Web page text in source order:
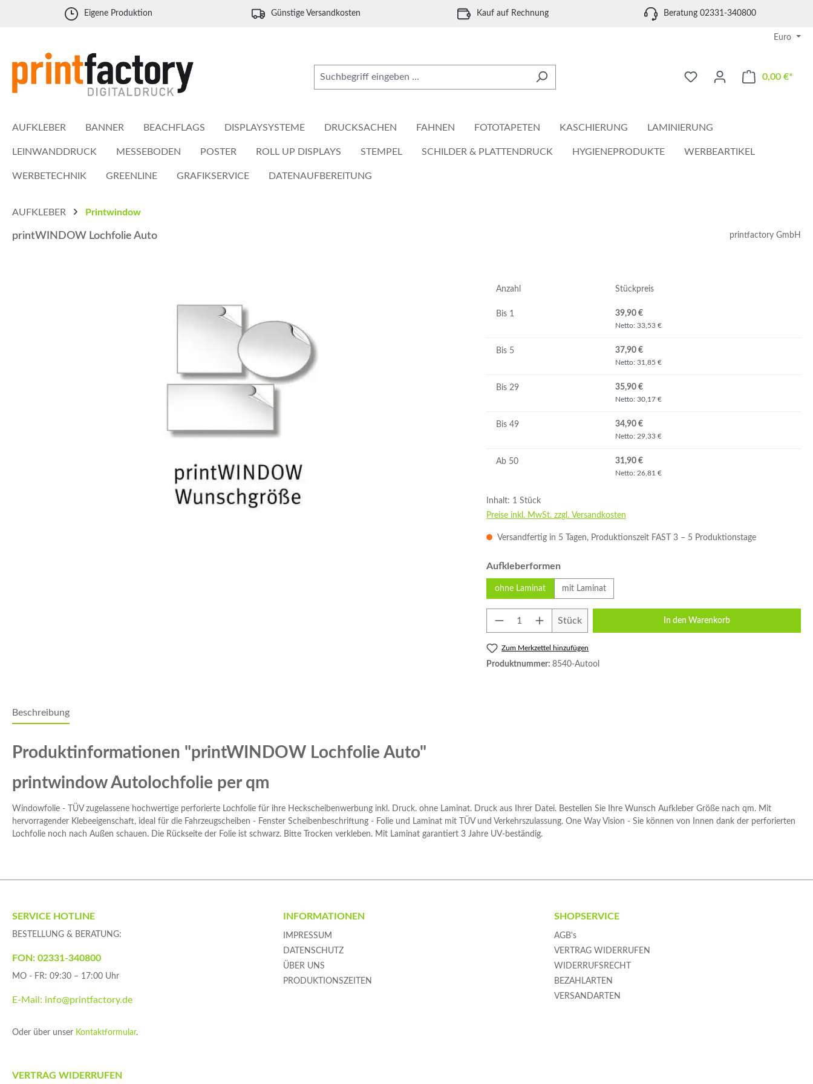
Hauptinhalt springen
Zur Suche springen
Zur Hauptnavigation springen
Eigene Produktion Günstige Versandkosten Kauf auf Rechnung Beratung 02331-340800
Euro
0,00 €*
AUFKLEBER BANNER BEACHFLAGS DISPLAYSYSTEME DRUCKSACHEN FAHNEN FOTOTAPETEN KASCHIERUNG LAMINIERUNG
LEINWANDDRUCK MESSEBODEN POSTER ROLL UP DISPLAYS STEMPEL SCHILDER & PLATTENDRUCK HYGIENEPRODUKTE WERBEARTIKEL
WERBETECHNIK GREENLINE GRAFIKSERVICE DATENAUFBEREITUNG
AUFKLEBER Printwindow
printWINDOW Lochfolie Auto printfactory GmbH
Anzahl Stückpreis
Bis 1 39,90 €
Netto: 33,53 €
Bis 5 37,90 €
Netto: 31,85 €
Bis 29 35,90 €
Netto: 30,17 €
Bis 49 34,90 €
Netto: 29,33 €
Ab 50 31,90 €
Netto: 26,81 €
Inhalt: 1 Stück
Preise inkl. MwSt. zzgl. Versandkosten
Versandfertig in 5 Tagen, Produktionszeit FAST 3 – 5 Produktionstage
Aufkleberformen
ohne Laminat mit Laminat
Produkt Anzahl: Gib den gewünschten Wert ein
Stück In den Warenkorb
Zum Merkzettel hinzufügen
Produktnummer: 8540-Autool
Beschreibung
Produktinformationen "printWINDOW Lochfolie Auto"
printwindow Autolochfolie per qm
Windowfolie - TÜV zugelassene hochwertige perforierte Lochfolie für ihre Heckscheibenwerbung inkl. Druck. ohne Laminat. Druck aus Ihrer Datei. Bestellen Sie Ihre Wunsch Aufkleber Größe nach qm. Mit
hervorragender Klebeeigenschaft, ideal für die Fahrzeugscheiben - Fenster Scheibenbeschriftung - Folie und Laminat mit TÜV und Verkehrszulassung. One Way Vision - Sie können von Innen dank der perforierten
Lochfolie noch nach Außen schauen. Die Rückseite der Folie ist schwarz. Bitte Trocken verkleben. Mit Laminat garantiert 3 Jahre UV-beständig.
SERVICE HOTLINE
BESTELLUNG & BERATUNG:
FON: 02331-340800
MO - FR: 09:30 – 17:00 Uhr
E-Mail: info@printfactory.de
Oder über unser Kontaktformular.
INFORMATIONEN
IMPRESSUM
DATENSCHUTZ
ÜBER UNS
PRODUKTIONSZEITEN
SHOPSERVICE
AGB's
VERTRAG WIDERRUFEN
WIDERRUFSRECHT
BEZAHLARTEN
VERSANDARTEN
VERTRAG WIDERRUFEN